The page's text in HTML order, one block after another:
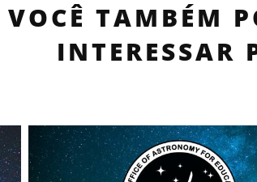
VOCÊ TAMBÉM
INTERESSAR